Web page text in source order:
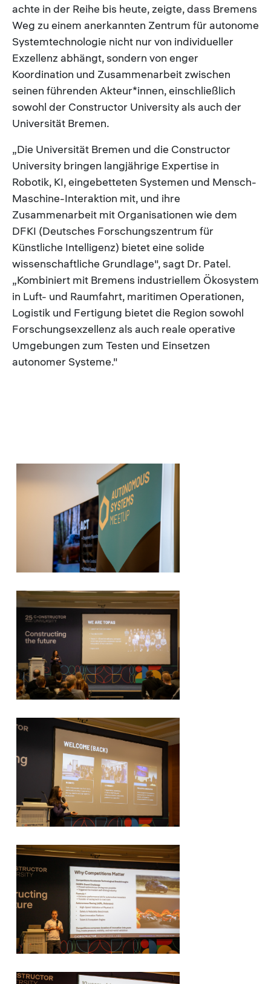
achte in der Reihe bis heute, zeigte, dass Bremens
Weg zu einem anerkannten Zentrum für autonome
Systemtechnologie nicht nur von individueller
Exzellenz abhängt, sondern von enger
Koordination und Zusammenarbeit zwischen
seinen führenden Akteur*innen, einschließlich
sowohl der Constructor University als auch der
Universität Bremen.
„Die Universität Bremen und die Constructor
University bringen langjährige Expertise in
Robotik, KI, eingebetteten Systemen und Mensch-
Maschine-Interaktion mit, und ihre
Zusammenarbeit mit Organisationen wie dem
DFKI (Deutsches Forschungszentrum für
Künstliche Intelligenz) bietet eine solide
wissenschaftliche Grundlage", sagt Dr. Patel.
„Kombiniert mit Bremens industriellem Ökosystem
in Luft- und Raumfahrt, maritimen Operationen,
Logistik und Fertigung bietet die Region sowohl
Forschungsexzellenz als auch reale operative
Umgebungen zum Testen und Einsetzen
autonomer Systeme."